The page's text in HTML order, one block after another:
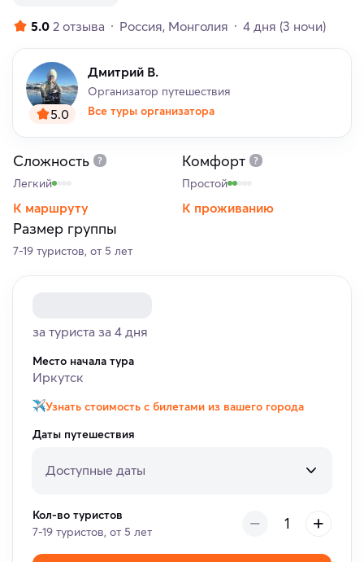
5.0 2 отзыва Россия Монголия 4 дня (3 ночи)
5.0
Дмитрий В.
Организатор путешествия
Все туры организатора
Сложность
Легкий
К маршруту
Комфорт
Простой
К проживанию
Размер группы
7-19 туристов, от 5 лет
за туриста за 4 дня
Место начала тура
Иркутск
Узнать стоимость с билетами из вашего города
Даты путешествия
Доступные даты
Кол-во туристов
7-19 туристов, от 5 лет